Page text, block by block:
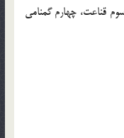
قناعت، چهارم گمنامي